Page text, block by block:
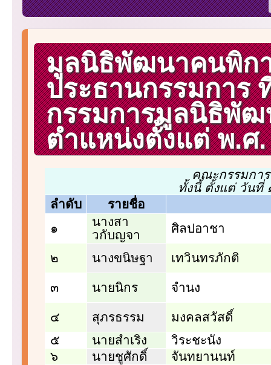
มูลนิธิพัฒนาคนพิก
ประธานกรรมการ
กรรมการมูลนิธิพัฒ
ตำแหน่งตั้งแต่ พ.
คณะกรรมกา
ลำดับ
รายชื่อ
๑
นางสา
วกับญจา
ศิลปอาชา
๒ นางขนิษฐา เทวินทรภักติ
๓ นายนิกร จำนง
๔ สุภรธรรม
มงคลสวัสดิ์
๕
นายสำเริง
วิระชะนัง
๖
นายชูศักดิ์
จันทยานนท์
ทั้งนี้ ตั้งแต่ วันที่